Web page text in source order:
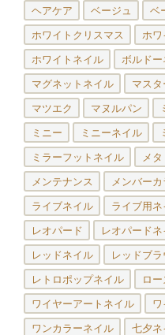
ヘアケア ベージュ ベ
ホワイトクリスマス ホ
ホワイトネイル ボルド
マグネットネイル マス
マツエク マヌルパン
ミニー ミニーネイル
ミラーフットネイル メ
メンテナンス メンバー
ライブネイル ライブ用ネ
レオパード レオパードネ
レッドネイル レッドブラ
レトロポップネイル ロー
ワイヤーアートネイル
ワンカラーネイル 七夕ネ